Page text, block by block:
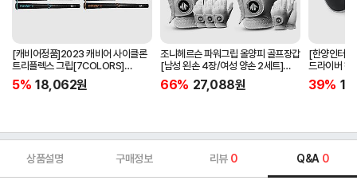
[캐비어정품]2023 캐비어 사이클론
트리플렉스 그립[7COLORS]
[라운드][39g/42g/46g/50g]
[R/S 토크]
5% 18,062원
조니헤르슨 파워그립 올양피 골프장갑
[남성 왼손 4장/여성 양손 2세트]
[화이트][케이스포함]
66% 27,088원
[한양인터
드라이버 헤
[HD-302]
39%
상품설명 구매정보 리뷰 0 Q&A 0